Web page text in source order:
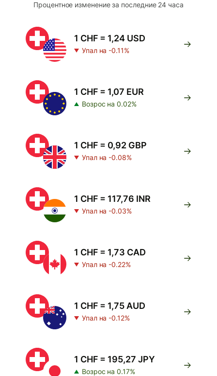
Процентное изменение за последние 24 часа
1 CHF = 1,24 USD
Упал на -0.11%
1 CHF = 1,07 EUR
Возрос на 0.02%
1 CHF = 0,92 GBP
Упал на -0.08%
1 CHF = 117,76 INR
Упал на -0.03%
1 CHF = 1,73 CAD
Упал на -0.22%
1 CHF = 1,75 AUD
Упал на -0.12%
1 CHF = 195,27 JPY
Возрос на 0.17%